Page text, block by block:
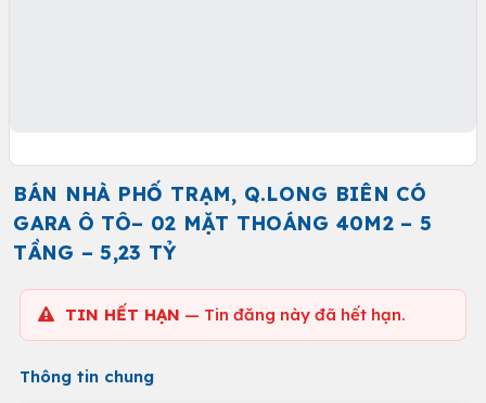
BÁN NHÀ PHỐ TRẠM, Q.LONG BIÊN CÓ
GARA Ô TÔ– 02 MẶT THOÁNG 40M2 – 5
TẦNG – 5,23 TỶ
TIN HẾT HẠN — Tin đăng này đã hết hạn.
Thông tin chung